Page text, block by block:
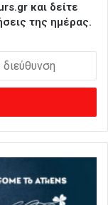
και δείτε
της ημέρας.